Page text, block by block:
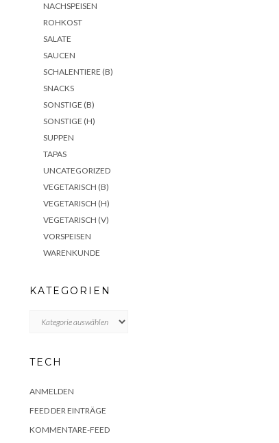
NACHSPEISEN
ROHKOST
SALATE
SAUCEN
SCHALENTIERE (B)
SNACKS
SONSTIGE (B)
SONSTIGE (H)
SUPPEN
TAPAS
UNCATEGORIZED
VEGETARISCH (B)
VEGETARISCH (H)
VEGETARISCH (V)
VORSPEISEN
WARENKUNDE
KATEGORIEN
TECH
ANMELDEN
FEED DER EINTRÄGE
KOMMENTARE-FEED